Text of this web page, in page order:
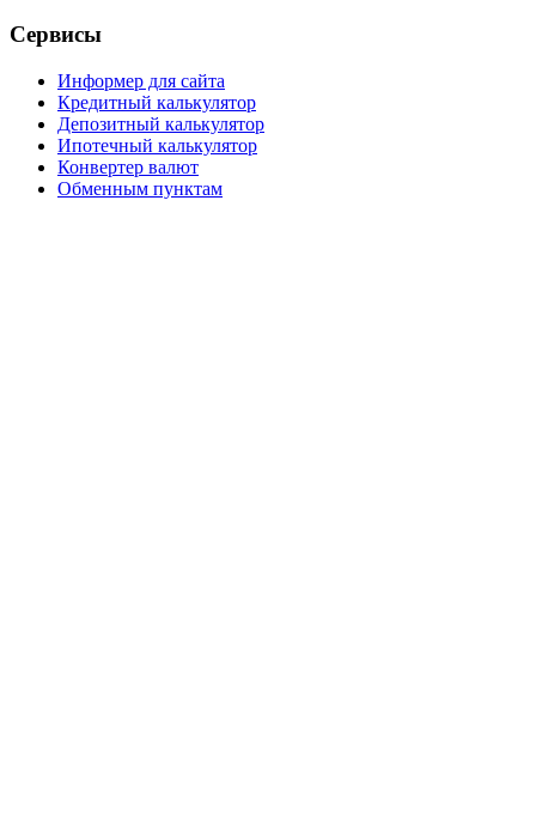
Сервисы
Информер для сайта
Кредитный калькулятор
Депозитный калькулятор
Ипотечный калькулятор
Конвертер валют
Обменным пунктам